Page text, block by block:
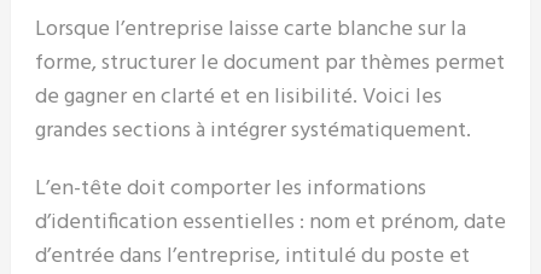
Lorsque l’entreprise laisse carte blanche sur la
forme, structurer le document par thèmes permet
de gagner en clarté et en lisibilité. Voici les
grandes sections à intégrer systématiquement.
L’en-tête doit comporter les informations
d’identification essentielles : nom et prénom, date
d’entrée dans l’entreprise, intitulé du poste et